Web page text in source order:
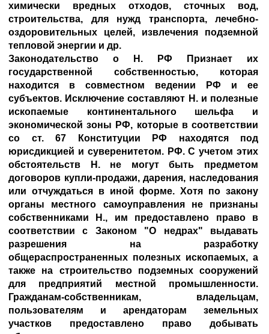
химически вредных отходов, сточных вод,
строительства, для нужд транспорта, лечебно-
оздоровительных целей, извлечения подземной
тепловой энергии и др.
Законодательство о Н. РФ Признает их
государственной собственностью, которая
находится в совместном ведении РФ и ее
субъектов. Исключение составляют Н. и полезные
ископаемые континентального шельфа и
экономической зоны РФ, которые в соответствии
со ст. 67 Конституции РФ находятся под
юрисдикцией и суверенитетом. РФ. С учетом этих
обстоятельств Н. не могут быть предметом
договоров купли-продажи, дарения, наследования
или отчуждаться в иной форме. Хотя по закону
органы местного самоуправления не признаны
собственниками Н., им предоставлено право в
соответствии с Законом "О недрах" выдавать
разрешения на разработку
общераспространенных полезных ископаемых, а
также на строительство подземных сооружений
для предприятий местной промышленности.
Гражданам-собственникам, владельцам,
пользователям и арендаторам земельных
участков предоставлено право добывать